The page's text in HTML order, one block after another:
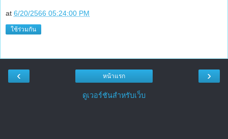
at 6/20/2566 05:24:00 PM
ใช้ร่วมกัน
‹ ›
หน้าแรก
ดูเวอร์ชันสำหรับเว็บ